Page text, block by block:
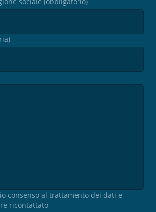
consenso al trattamento dei dati e
ricontattato